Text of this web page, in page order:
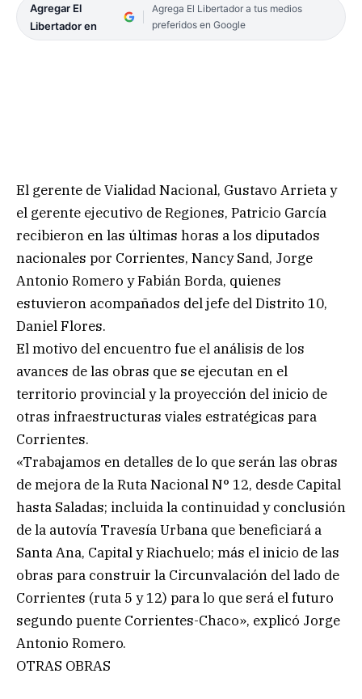
Agregar El
Libertador en
Agrega El Libertador a tus medios
preferidos en Google
El gerente de Vialidad Nacional, Gustavo Arrieta y
el gerente ejecutivo de Regiones, Patricio García
recibieron en las últimas horas a los diputados
nacionales por Corrientes, Nancy Sand, Jorge
Antonio Romero y Fabián Borda, quienes
estuvieron acompañados del jefe del Distrito 10,
Daniel Flores.
El motivo del encuentro fue el análisis de los
avances de las obras que se ejecutan en el
territorio provincial y la proyección del inicio de
otras infraestructuras viales estratégicas para
Corrientes.
«Trabajamos en detalles de lo que serán las obras
de mejora de la Ruta Nacional N° 12, desde Capital
hasta Saladas; incluida la continuidad y conclusión
de la autovía Travesía Urbana que beneficiará a
Santa Ana, Capital y Riachuelo; más el inicio de las
obras para construir la Circunvalación del lado de
Corrientes (ruta 5 y 12) para lo que será el futuro
segundo puente Corrientes-Chaco», explicó Jorge
Antonio Romero.
OTRAS OBRAS